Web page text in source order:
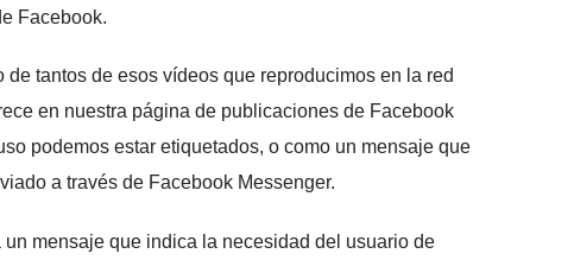
Facebook.
tantos de esos vídeos que reproducimos en la red
en nuestra página de publicaciones de Facebook
podemos estar etiquetados, o como un mensaje que
a través de Facebook Messenger.
mensaje que indica la necesidad del usuario de